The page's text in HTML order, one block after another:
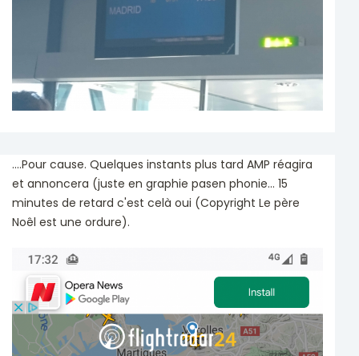
....Pour cause. Quelques instants plus tard AMP réagira
et annoncera (juste en graphie pasen phonie... 15
minutes de retard c'est celà oui (Copyright Le père
Noêl est une ordure).